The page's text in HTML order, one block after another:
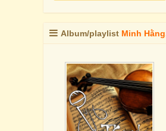
Album/playlist Minh Hằng